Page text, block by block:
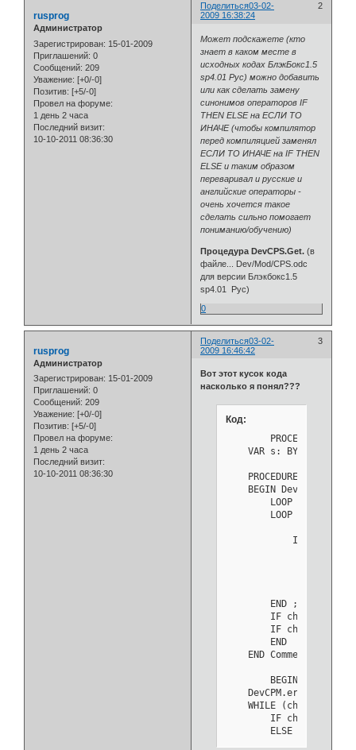
Поделиться 2
03-02-
2009 16:38:24
rusprog
Администратор
Зарегистрирован: 15-01-2009
Приглашений: 0
Сообщений: 209
Уважение: [+0/-0]
Позитив: [+5/-0]
Провел на форуме:
1 день 2 часа
Последний визит:
10-10-2011 08:36:30
Может подскажете (кто
знает в каком месте в
исходных кодах БлэкБокс1.5
sp4.01 Рус) можно добавить
или как сделать замену
синонимов операторов IF
THEN ELSE на ЕСЛИ ТО
ИНАЧЕ (чтобы компилятор
перед компиляцией заменял
ЕСЛИ ТО ИНАЧЕ на IF THEN
ELSE и таким образом
переваривал и русские и
английские операторы -
очень хочется такое
сделать сильно помогает
пониманию/обучению)
Процедура DevCPS.Get. (в
файле... Dev/Mod/CPS.odc
для версии Блэкбокс1.5
sp4.01 Рус)
0
Поделиться 3
03-02-
2009 16:46:42
rusprog
Администратор
Зарегистрирован: 15-01-2009
Приглашений: 0
Сообщений: 209
Уважение: [+0/-0]
Позитив: [+5/-0]
Провел на форуме:
1 день 2 часа
Последний визит:
10-10-2011 08:36:30
Вот этот кусок кода
насколько я понял???
Код:
VAR s: BYTE; old:
    PROCEDURE Comment;	(* do not read after end of file *)
BEGIN
        LOOP
IF ch =
        END ;
IF ch = ")"
IF ch =
    END Comment;
DevCPM.errpos :=
WHILE (ch <= " ")